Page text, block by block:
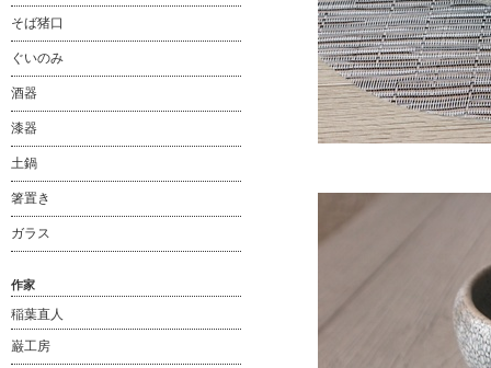
そば猪口
ぐいのみ
酒器
漆器
土鍋
箸置き
ガラス
作家
稲葉直人
巌工房